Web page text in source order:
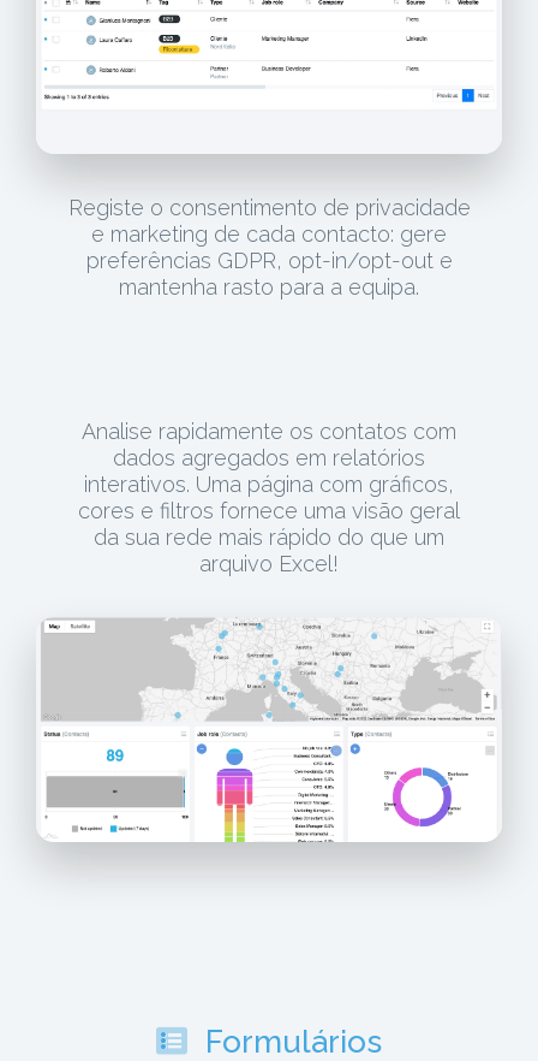
Registe o consentimento de privacidade
e marketing de cada contacto: gere
preferências GDPR, opt-in/opt-out e
mantenha rasto para a equipa.
Analise rapidamente os contatos com
dados agregados em relatórios
interativos. Uma página com gráficos,
cores e filtros fornece uma visão geral
da sua rede mais rápido do que um
arquivo Excel!
Formulários